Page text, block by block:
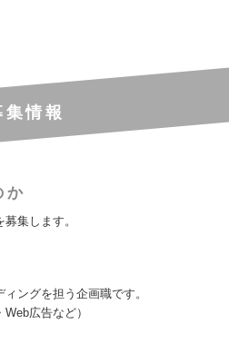
集情報
か
集します。
ングを担う企画職です。
広告など）